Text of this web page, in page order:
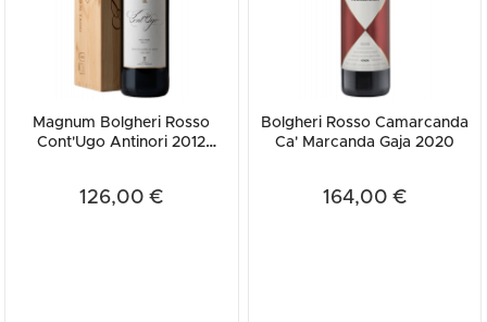
Magnum Bolgheri Rosso
Cont'Ugo Antinori 2012
126,00 €
Bolgheri Rosso Camarcanda
Ca' Marcanda Gaja 2020
164,00 €